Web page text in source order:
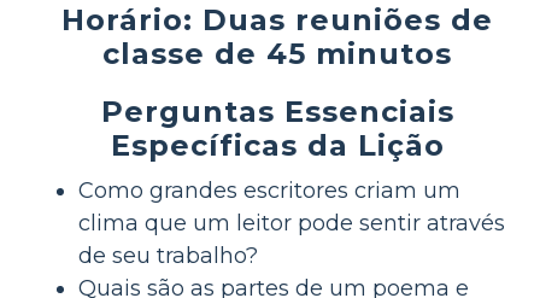
Horário: Duas reuniões de
classe de 45 minutos
Perguntas Essenciais
Específicas da Lição
Como grandes escritores criam um
clima que um leitor pode sentir através
de seu trabalho?
Quais são as partes de um poema e